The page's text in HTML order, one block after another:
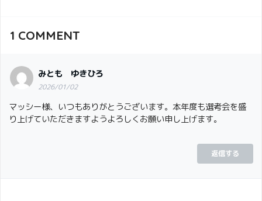
1 COMMENT
みとも ゆきひろ
2026/01/02
マッシー様、いつもありがとうございます。本年度も選考会を盛
り上げていただきますようよろしくお願い申し上げます。
返信する